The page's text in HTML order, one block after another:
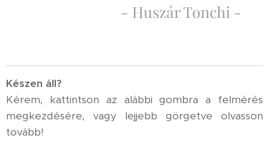
- Huszár Tonchi -
Készen áll?
Kérem, kattintson az alábbi gombra a felmérés
megkezdésére, vagy lejjebb görgetve olvasson
tovább!